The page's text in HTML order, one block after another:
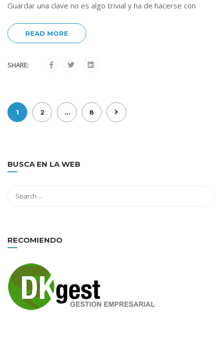
Guardar una clave no es algo trivial y ha de hacerse con
READ MORE
SHARE:
1 2 … 8
BUSCA EN LA WEB
RECOMIENDO